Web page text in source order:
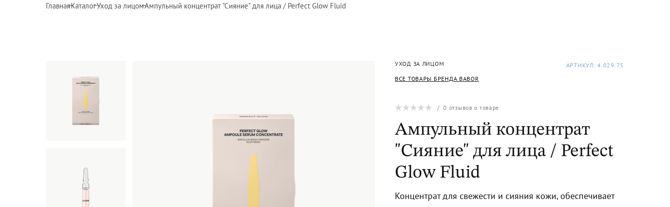
ГлавнаяКаталогУход за лицомАмпульный концентрат "Сияние" для лица / Perfect Glow Fluid
УХОД ЗА ЛИЦОМ
ВСЕ ТОВАРЫ БРЕНДА BABOR
АРТИКУЛ: 4.029.75
/0 отзывов о товаре
Ампульный концентрат
"Сияние" для лица / Perfect
Glow Fluid
Концентрат для свежести и сияния кожи, обеспечивает